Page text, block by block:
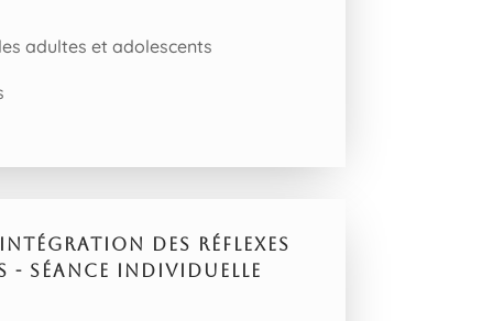
adultes et adolescents
DES RÉFLEXES
- SÉANCE INDIVIDUELLE